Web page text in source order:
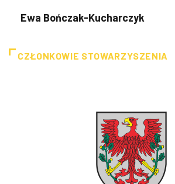
Ewa Bończak-Kucharczyk
CZŁONKOWIE STOWARZYSZENIA